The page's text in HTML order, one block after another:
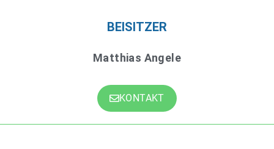
BEISITZER
Matthias Angele
KONTAKT